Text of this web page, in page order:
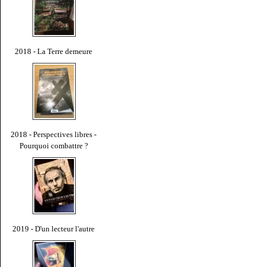
2018 - La Terre demeure
2018 - Perspectives libres -
Pourquoi combattre ?
2019 - D'un lecteur l'autre